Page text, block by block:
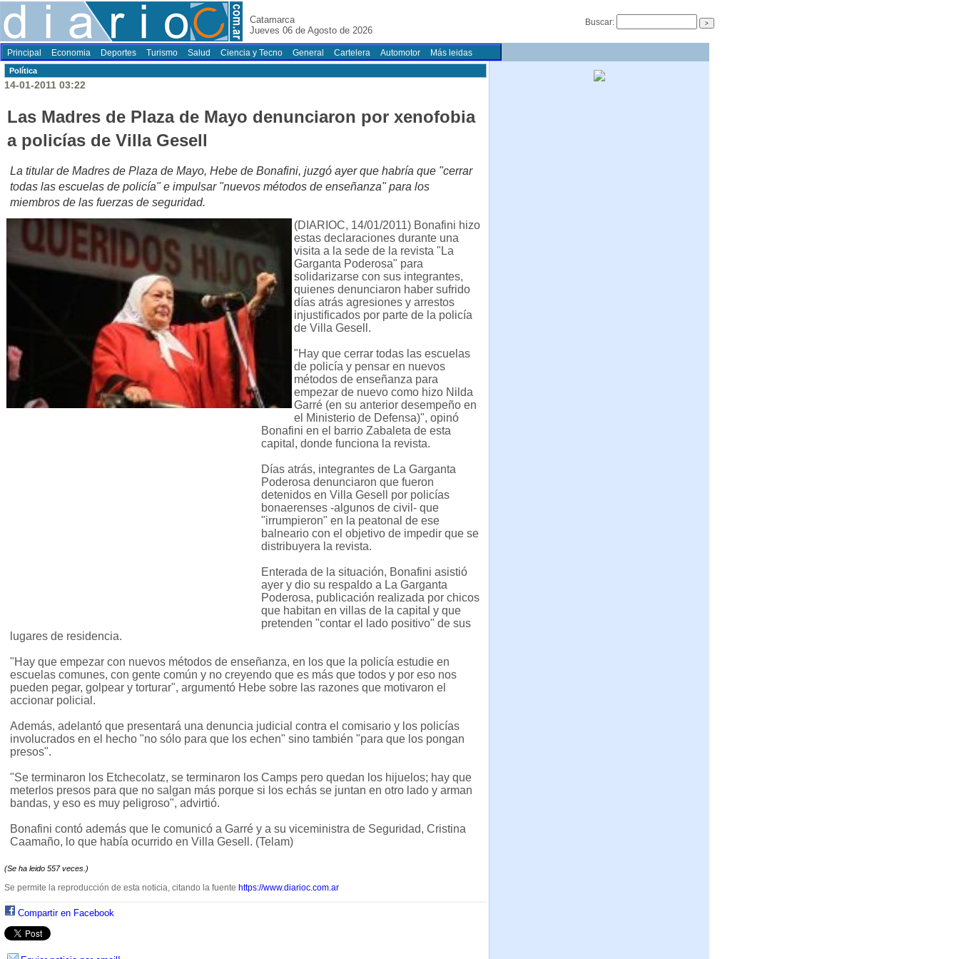
Catamarca
Jueves 06 de Agosto de 2026
Buscar:
Principal Economia Deportes Turismo Salud Ciencia y Tecno General Cartelera Automotor Más leidas
Polí­tica
14-01-2011 03:22
Las Madres de Plaza de Mayo denunciaron por xenofobia
a policías de Villa Gesell
La titular de Madres de Plaza de Mayo, Hebe de Bonafini, juzgó ayer que habría que "cerrar
todas las escuelas de policía" e impulsar "nuevos métodos de enseñanza" para los
miembros de las fuerzas de seguridad.
(DIARIOC, 14/01/2011) Bonafini hizo
estas declaraciones durante una
visita a la sede de la revista "La
Garganta Poderosa" para
solidarizarse con sus integrantes,
quienes denunciaron haber sufrido
días atrás agresiones y arrestos
injustificados por parte de la policía
de Villa Gesell.
"Hay que cerrar todas las escuelas
de policía y pensar en nuevos
métodos de enseñanza para
empezar de nuevo como hizo Nilda
Garré (en su anterior desempeño en
el Ministerio de Defensa)", opinó
Bonafini en el barrio Zabaleta de esta
capital, donde funciona la revista.
Días atrás, integrantes de La Garganta
Poderosa denunciaron que fueron
detenidos en Villa Gesell por policías
bonaerenses -algunos de civil- que
"irrumpieron" en la peatonal de ese
balneario con el objetivo de impedir que se
distribuyera la revista.
Enterada de la situación, Bonafini asistió
ayer y dio su respaldo a La Garganta
Poderosa, publicación realizada por chicos
que habitan en villas de la capital y que
pretenden "contar el lado positivo" de sus
lugares de residencia.
"Hay que empezar con nuevos métodos de enseñanza, en los que la policía estudie en
escuelas comunes, con gente común y no creyendo que es más que todos y por eso nos
pueden pegar, golpear y torturar", argumentó Hebe sobre las razones que motivaron el
accionar policial.
Además, adelantó que presentará una denuncia judicial contra el comisario y los policías
involucrados en el hecho "no sólo para que los echen" sino también "para que los pongan
presos".
"Se terminaron los Etchecolatz, se terminaron los Camps pero quedan los hijuelos; hay que
meterlos presos para que no salgan más porque si los echás se juntan en otro lado y arman
bandas, y eso es muy peligroso", advirtió.
Bonafini contó además que le comunicó a Garré y a su viceministra de Seguridad, Cristina
Caamaño, lo que había ocurrido en Villa Gesell. (Telam)
(Se ha leido 557 veces.)
Se permite la reproducción de esta noticia, citando la fuente https://www.diarioc.com.ar
Compartir en Facebook